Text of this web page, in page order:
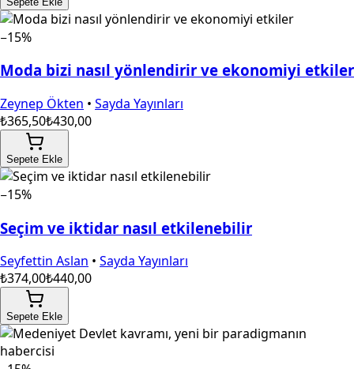
−15%
Moda bizi nasıl yönlendirir ve ekonomiyi etkiler
Zeynep Ökten • Sayda Yayınları
₺365,50₺430,00
Sepete Ekle
−15%
Seçim ve iktidar nasıl etkilenebilir
Seyfettin Aslan • Sayda Yayınları
₺374,00₺440,00
Sepete Ekle